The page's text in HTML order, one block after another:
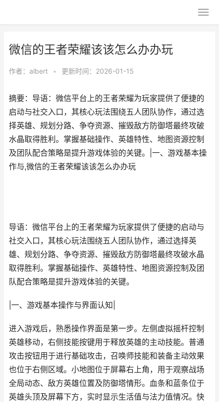
微信的王者荣耀该该怎么办办玩
作者： albert • 更新时间：2026-01-15
摘要：导语：微信平台上的王者荣耀为玩家提供了便捷的
启动与社交入口，其核心玩法围绕五人团队协作，通过选
择英雄、规划分路、争夺资源、摧毁敌方防御塔最终攻破
水晶取得胜利。掌握基础操作、英雄特性、地图资源控制
及团队配合策略是提升游戏体验的关键。|一、游戏基本操
作与,微信的王者荣耀该该怎么办办玩
导语：微信平台上的王者荣耀为玩家提供了便捷的启动与
社交入口，其核心玩法围绕五人团队协作，通过选择英
雄、规划分路、争夺资源、摧毁敌方防御塔最终攻破水晶
取得胜利。掌握基础操作、英雄特性、地图资源控制及团
队配合策略是提升游戏体验的关键。
|一、游戏基本操作与界面认知|
进入游戏后，熟悉操作界面是第一步。左侧虚拟摇杆控制
英雄移动，右侧技能按键用于释放英雄的主动技能。普通
攻击按钮用于进行基础攻击，召唤师技能和装备主动效果
也位于右侧区域。小地图位于屏幕右上角，用于观察战场
全局动态、敌方英雄位置及防御塔情形。血条和蓝条位于
英雄头顶及屏幕下方，实时显示生活值与法力值情况。快